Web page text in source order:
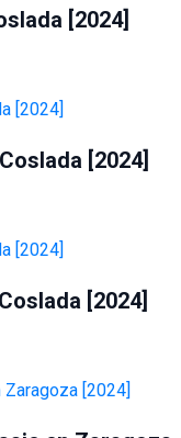
[2024]
[2024]
[2024]